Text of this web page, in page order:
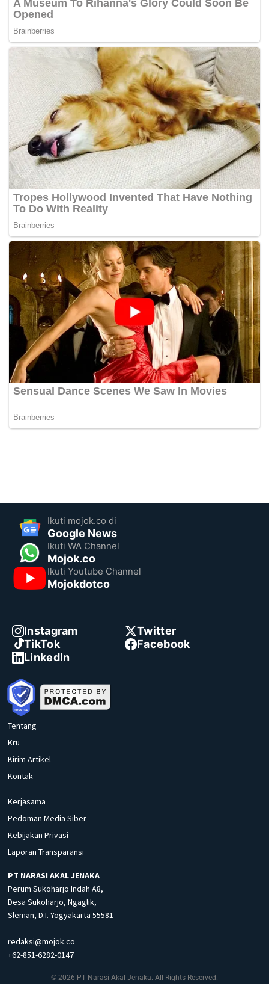
Ikuti mojok.co di
Google News
Ikuti WA Channel
Mojok.co
Ikuti Youtube Channel
Mojokdotco
Instagram
Twitter
TikTok
Facebook
LinkedIn
Tentang
Kru
Kirim Artikel
Kontak
Kerjasama
Pedoman Media Siber
Kebijakan Privasi
Laporan Transparansi
PT NARASI AKAL JENAKA
Perum Sukoharjo Indah A8,
Desa Sukoharjo, Ngaglik,
Sleman, D.I. Yogyakarta 55581
redaksi@mojok.co
+62-851-6282-0147
© 2026 PT Narasi Akal Jenaka. All Rights Reserved.